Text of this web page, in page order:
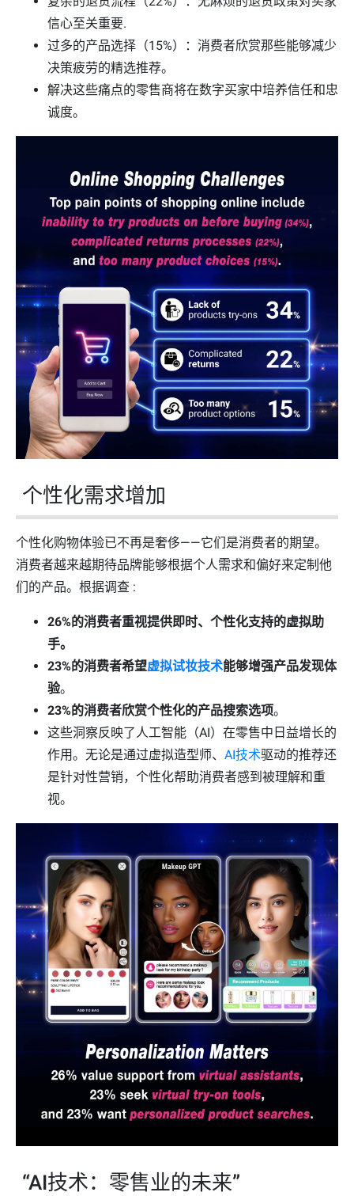
信心至关重要.
过多的产品选择（15%）：消费者欣赏那些能够减少
决策疲劳的精选推荐。
解决这些痛点的零售商将在数字买家中培养信任和忠
诚度。
个性化需求增加
个性化购物体验已不再是奢侈——它们是消费者的期望。
消费者越来越期待品牌能够根据个人需求和偏好来定制他
们的产品。根据调查 :
26%的消费者重视提供即时、个性化支持的虚拟助
手。
23%的消费者希望虚拟试妆技术能够增强产品发现体
验。
23%的消费者欣赏个性化的产品搜索选项。
这些洞察反映了人工智能（AI）在零售中日益增长的
作用。无论是通过虚拟造型师、 AI技术驱动的推荐还
是针对性营销，个性化帮助消费者感到被理解和重
视。
“AI技术：零售业的未来”